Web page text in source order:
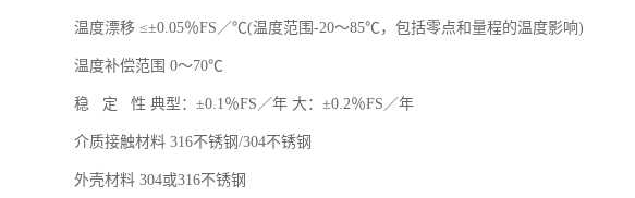
温度漂移 ≤±0.05％FS／℃(温度范围-20～85℃，包括零点和量程的温度影响)
温度补偿范围 0～70℃
稳 定 性 典型：±0.1％FS／年 大：±0.2％FS／年
介质接触材料 316不锈钢/304不锈钢
外壳材料 304或316不锈钢